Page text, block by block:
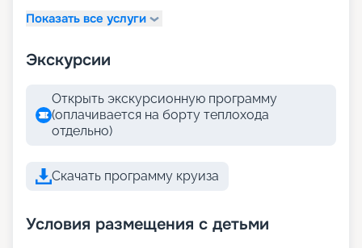
Показать все услуги
Экскурсии
Открыть экскурсионную программу
(оплачивается на борту теплохода
отдельно)
Скачать программу круиза
Условия размещения с детьми